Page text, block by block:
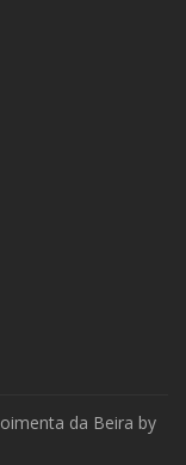
da Beira by